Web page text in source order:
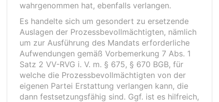
wahrgenommen hat, ebenfalls verlangen.
Es handelte sich um gesondert zu ersetzende
Auslagen der Prozessbevollmächtigten, nämlich
um zur Ausführung des Mandats erforderliche
Aufwendungen gemäß Vorbemerkung 7 Abs. 1
Satz 2 VV-RVG i. V. m. § 675, § 670 BGB, für
welche die Prozessbevollmächtigten von der
eigenen Partei Erstattung verlangen kann, die
dann festsetzungsfähig sind. Ggf. ist es hilfreich,